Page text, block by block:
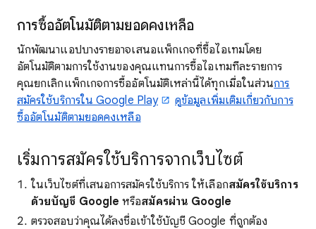
การซื้ออัตโนมัติตามยอดคงเหลือ
นักพัฒนาแอปบางรายอาจเสนอแพ็กเกจที่ซื้อไอเทมโดย
อัตโนมัติตามการใช้งานของคุณแทนการซื้อไอเทมทีละรายการ
คุณยกเลิกแพ็กเกจการซื้ออัตโนมัติเหล่านี้ได้ทุกเมื่อในส่วนการ
สมัครใช้บริการใน Google Play
ดูข้อมูลเพิ่มเติมเกี่ยวกับการ
ซื้ออัตโนมัติตามยอดคงเหลือ
เริ่มการสมัครใช้บริการจากเว็บไซต์
ในเว็บไซต์ที่เสนอการสมัครใช้บริการ ให้เลือกสมัครใช้บริการ
ด้วยบัญชี Google หรือสมัครผ่าน Google
ตรวจสอบว่าคุณได้ลงชื่อเข้าใช้บัญชี Google ที่ถูกต้อง